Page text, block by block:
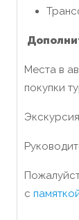
Места в
покупки
с